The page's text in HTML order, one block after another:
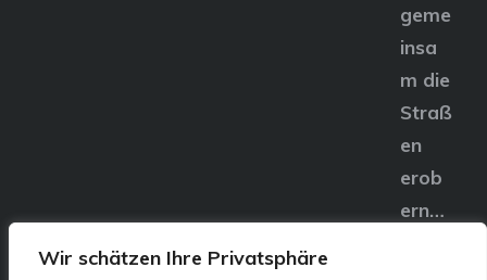
Wir schätzen Ihre Privatsphäre
geme
insa
m die
Straß
en
erob
ern…